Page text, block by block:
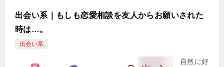
出会い系｜もしも恋愛相談を友人からお願いされた
時は…。
出会い系
自然に好